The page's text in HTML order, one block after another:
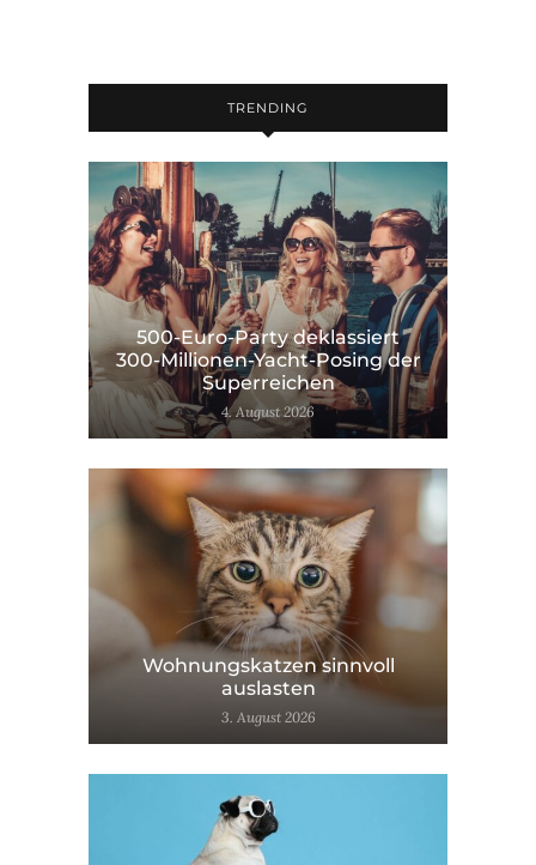
TRENDING
500-Euro-Party deklassiert
300-Millionen-Yacht-Posing der
Superreichen
4. August 2026
Wohnungskatzen sinnvoll
auslasten
3. August 2026